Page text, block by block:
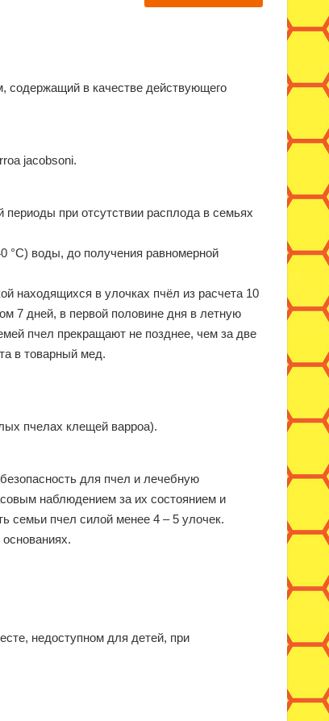
содержащий в качестве действующего
jacobsoni.
при отсутствии расплода в семьях
°С) воды, до получения равномерной
находящихся в улочках пчёл из расчета 10
7 дней, в первой половине дня в летную
пчел прекращают не позднее, чем за две
в товарный мед.
пчелах клещей варроа).
для пчел и лечебную
наблюдением за их состоянием и
семьи пчел силой менее 4 – 5 улочек.
недоступном для детей, при